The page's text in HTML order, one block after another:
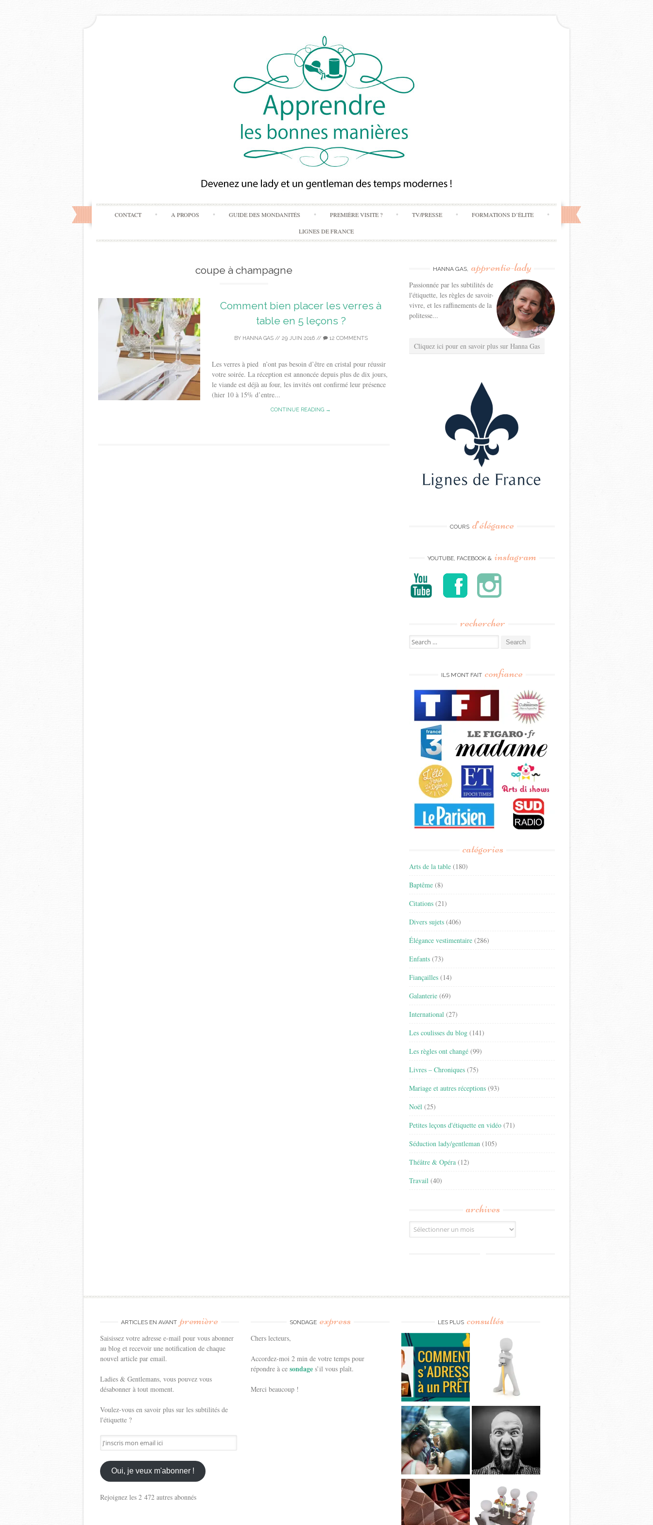
Skip
to
content
CONTACT A PROPOS GUIDE DES MONDANITÉS PREMIÈRE VISITE ? TV/PRESSE FORMATIONS D’ÉLITE
LIGNES DE FRANCE
coupe à champagne
Comment bien placer les verres à
table en 5 leçons ?
BY HANNA GAS// 29 JUIN 2016// 12 COMMENTS
Les verres à pied n’ont pas besoin d’être en cristal pour réussir
votre soirée. La réception est annoncée depuis plus de dix jours,
le viande est déjà au four, les invités ont confirmé leur présence
(hier 10 à 15% d’entre...
CONTINUE READING →
HANNA GAS, apprentie-lady
Passionnée par les subtilités de
l'étiquette, les règles de savoir-
vivre, et les raffinements de la
politesse...
Cliquez ici pour en savoir plus sur Hanna Gas
COURS d’élégance
YOUTUBE, FACEBOOK & instagram
rechercher
Search
for:
ILS M’ONT FAIT confiance
catégories
Arts de la table (180)
Baptême (8)
Citations (21)
Divers sujets (406)
Élégance vestimentaire (286)
Enfants (73)
Fiançailles (14)
Galanterie (69)
International (27)
Les coulisses du blog (141)
Les règles ont changé (99)
Livres – Chroniques (75)
Mariage et autres réceptions (93)
Noël (25)
Petites leçons d'étiquette en vidéo (71)
Séduction lady/gentleman (105)
Théâtre & Opéra (12)
Travail (40)
archives
Archives
ARTICLES EN AVANT première
Saisissez votre adresse e-mail pour vous abonner
au blog et recevoir une notification de chaque
nouvel article par email.
Ladies & Gentlemans, vous pouvez vous
désabonner à tout moment.
Voulez-vous en savoir plus sur les subtilités de
l'étiquette ?
J'inscris
mon
email
ici
Oui, je veux m'abonner !
Rejoignez les 2 472 autres abonnés
SONDAGE express
Chers lecteurs,
Accordez-moi 2 min de votre temps pour
répondre à cesondages’il vous plaît.
Merci beaucoup !
LES PLUS consultés